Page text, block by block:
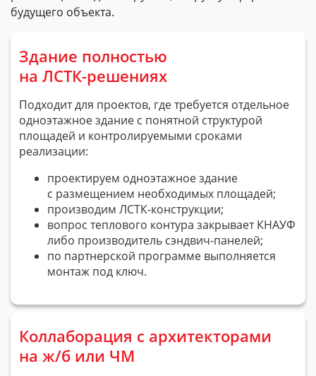
будущего объекта.
Здание полностью
на ЛСТК-решениях
Подходит для проектов, где требуется отдельное
одноэтажное здание с понятной структурой
площадей и контролируемыми сроками
реализации:
проектируем одноэтажное здание
с размещением необходимых площадей;
производим ЛСТК-конструкции;
вопрос теплового контура закрывает КНАУФ
либо производитель сэндвич-панелей;
по партнерской программе выполняется
монтаж под ключ.
Коллаборация с архитекторами
на ж/б или ЧМ